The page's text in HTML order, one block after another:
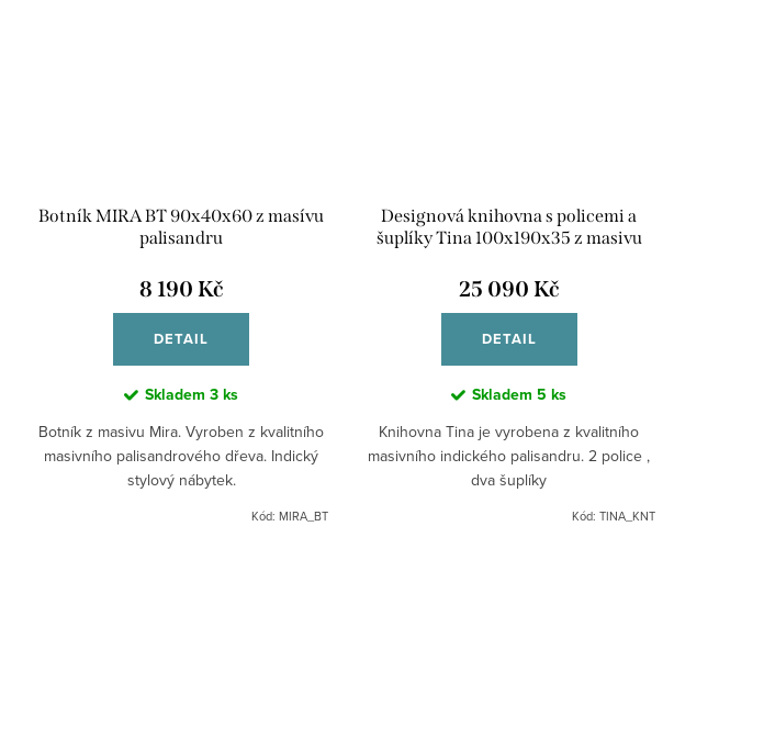
Botník MIRA BT 90x40x60 z masívu
palisandru
8 190 Kč
DETAIL
Skladem3 ks
Botník z masivu Mira. Vyroben z kvalitního
masivního palisandrového dřeva. Indický
stylový nábytek.
Kód: MIRA_BT
Designová knihovna s policemi a
šuplíky Tina 100x190x35 z masivu
25 090 Kč
DETAIL
Skladem5 ks
Knihovna Tina je vyrobena z kvalitního
masivního indického palisandru. 2 police ,
dva šuplíky
Kód: TINA_KNT